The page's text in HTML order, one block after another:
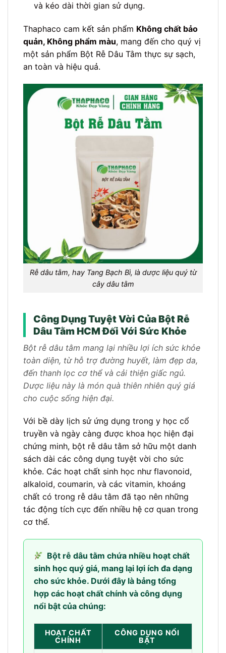
và kéo dài thời gian sử dụng.
Thaphaco cam kết sản phẩm Không chất bảo
quản, Không phẩm màu, mang đến cho quý vị
một sản phẩm Bột Rễ Dâu Tằm thực sự sạch,
an toàn và hiệu quả.
Rễ dâu tằm, hay Tang Bạch Bì, là dược liệu quý từ
cây dâu tằm
Công Dụng Tuyệt Vời Của Bột Rễ
Dâu Tằm HCM Đối Với Sức Khỏe
Bột rễ dâu tằm mang lại nhiều lợi ích sức khỏe
toàn diện, từ hỗ trợ đường huyết, làm đẹp da,
đến thanh lọc cơ thể và cải thiện giấc ngủ.
Dược liệu này là món quà thiên nhiên quý giá
cho cuộc sống hiện đại.
Với bề dày lịch sử ứng dụng trong y học cổ
truyền và ngày càng được khoa học hiện đại
chứng minh, bột rễ dâu tằm sở hữu một danh
sách dài các công dụng tuyệt vời cho sức
khỏe. Các hoạt chất sinh học như flavonoid,
alkaloid, coumarin, và các vitamin, khoáng
chất có trong rễ dâu tằm đã tạo nên những
tác động tích cực đến nhiều hệ cơ quan trong
cơ thể.
Bột rễ dâu tằm chứa nhiều hoạt chất
sinh học quý giá, mang lại lợi ích đa dạng
cho sức khỏe. Dưới đây là bảng tổng
hợp các hoạt chất chính và công dụng
nổi bật của chúng:
HOẠT CHẤT
CHÍNH
CÔNG DỤNG NỔI
BẬT